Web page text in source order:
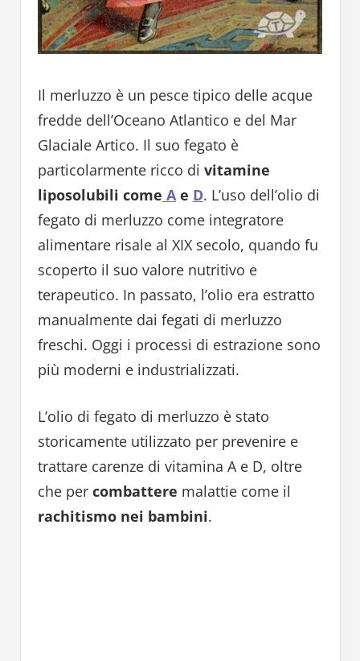
Il merluzzo è un pesce tipico delle acque
fredde dell’Oceano Atlantico e del Mar
Glaciale Artico. Il suo fegato è
particolarmente ricco di vitamine
liposolubili come Ae D. L’uso dell’olio di
fegato di merluzzo come integratore
alimentare risale al XIX secolo, quando fu
scoperto il suo valore nutritivo e
terapeutico. In passato, l’olio era estratto
manualmente dai fegati di merluzzo
freschi. Oggi i processi di estrazione sono
più moderni e industrializzati.
L’olio di fegato di merluzzo è stato
storicamente utilizzato per prevenire e
trattare carenze di vitamina A e D, oltre
che per combattere malattie come il
rachitismo nei bambini.